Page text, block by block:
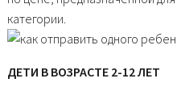
категории.
ДЕТИ В ВОЗРАСТЕ 2-12 ЛЕТ